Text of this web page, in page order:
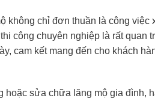
không chỉ đơn thuần là công việc
công chuyên nghiệp là rất
cam kết mang đến cho khách
hoặc sửa chữa lăng mộ gia đình,